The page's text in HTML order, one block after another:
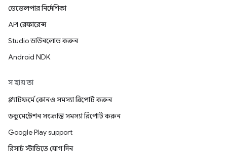
ডেভেলপার নির্দেশিকা
API রেফারেন্স
Studio ডাউনলোড করুন
Android NDK
সহায়তা
প্ল্যাটফর্মে কোনও সমস্যা রিপোর্ট করুন
ডকুমেন্টেশন সংক্রান্ত সমস্যা রিপোর্ট করুন
Google Play support
রিসার্চ স্টাডিতে যোগ দিন